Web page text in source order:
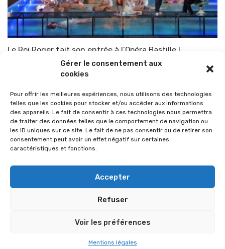
Gérer le consentement aux
cookies
Pour offrir les meilleures expériences, nous utilisons des technologies
telles que les cookies pour stocker et/ou accéder aux informations
des appareils. Le fait de consentir à ces technologies nous permettra
de traiter des données telles que le comportement de navigation ou
les ID uniques sur ce site. Le fait de ne pas consentir ou de retirer son
consentement peut avoir un effet négatif sur certaines
caractéristiques et fonctions.
Accepter
Refuser
Voir les préférences
Mentions légales
Le Roi Roger fait son entrée à l’Opéra Bastille !
TOP-PARENTS 25 juin 2009